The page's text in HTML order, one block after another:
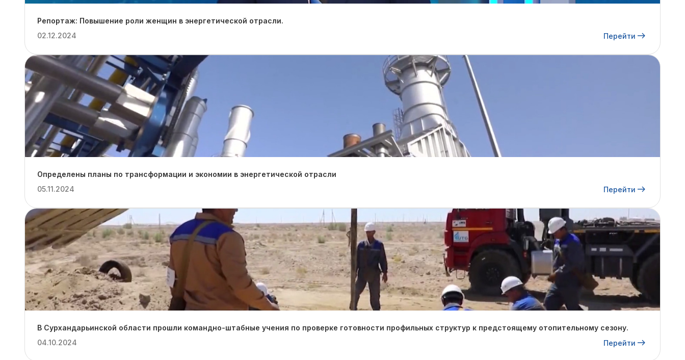
Репортаж: Повышение роли женщин в энергетической отрасли.
02.12.2024
Перейти
Определены планы по трансформации и экономии в энергетической отрасли
05.11.2024
Перейти
В Сурхандарьинской области прошли командно-штабные учения по проверке готовности профильных структур к предстоящему отопительному сезону.
04.10.2024
Перейти